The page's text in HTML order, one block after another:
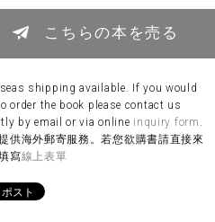
こちらの本を売る
shipping available. If you would
order the book please contact us
by email or via online inquiry form .
供海外郵寄服務。若您欲購書請直接來
寫線上表單